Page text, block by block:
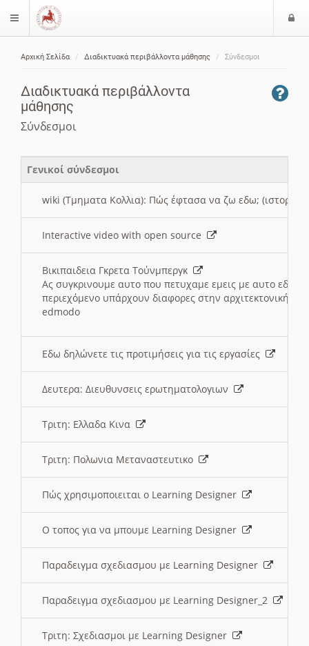
$langMenu
Αρχική Σελίδα Διαδικτυακά περιβάλλοντα μάθησης Σύνδεσμοι
Διαδικτυακά περιβάλλοντα
μάθησης
Σύνδεσμοι
Γενικοί σύνδεσμοι
wiki (Τμηματα Κολλια): Πώς έφτασα να ζω εδω; (ιστορια)
Interactive video with open source
Βικιπαιδεια Γκρετα Τούνμπεργκ
Ας συγκρινουμε αυτο που πετυχαμε εμεις με αυτο εδω
περιεχόμενο υπάρχουν διαφορες στην αρχιτεκτονική
edmodo
Εδω δηλώνετε τις προτιμήσεις για τις εργασίες
Δευτερα: Διευθυνσεις ερωτηματολογιων
Τριτη: Ελλαδα Κινα
Τριτη: Πολωνια Μεταναστευτικο
Πώς χρησιμοποιειται ο Learning Designer
O τοπος για να μπουμε Learning Designer
Παραδειγμα σχεδιασμου με Learning Designer
Παραδειγμα σχεδιασμου με Learning Designer_2
Τριτη: Σχεδιασμοι με Learning Designer